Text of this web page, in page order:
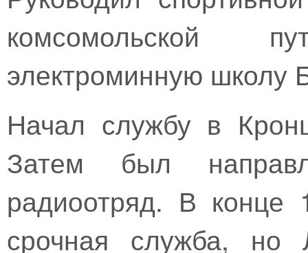
комсомольской
электроминную школу
Начал службу в
Затем был
радиоотряд. В конце
срочная служба, но